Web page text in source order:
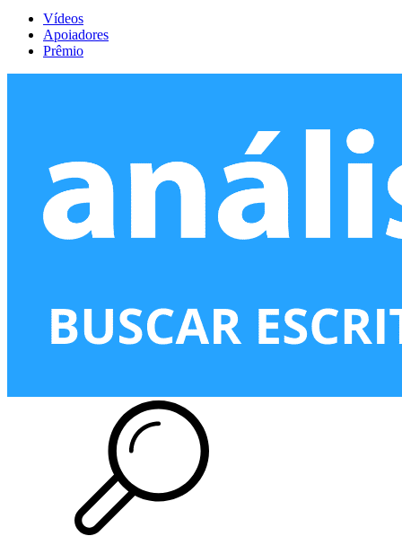
Vídeos
Apoiadores
Prêmio